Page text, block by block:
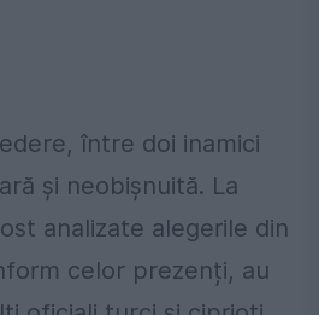
între doi inamici
și neobişnuită. La
analizate alegerile din
celor prezenți, au